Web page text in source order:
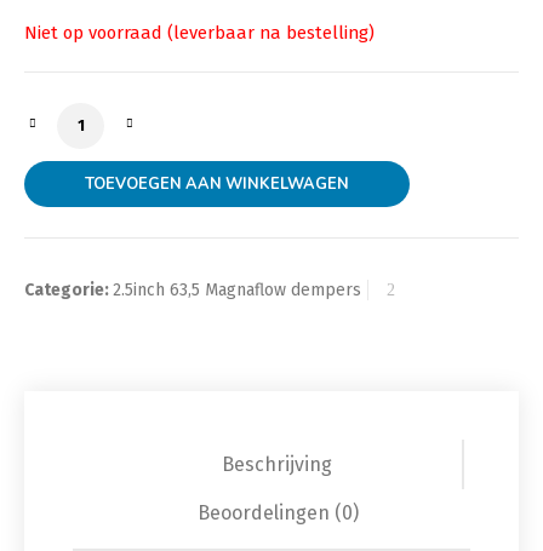
MagnaFlow demper ovaal 2.5inch 63,5mm enkel
TOEVOEGEN AAN WINKELWAGEN
Categorie:2.5inch 63,5 Magnaflow dempers
Beschrijving
Beoordelingen (0)